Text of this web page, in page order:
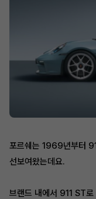
포르쉐는 1969년부터
선보여왔는데요.
브랜드 내에서 911 ST